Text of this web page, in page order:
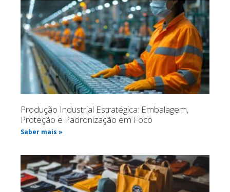
Produção Industrial Estratégica: Embalagem,
Proteção e Padronização em Foco
Saber mais »